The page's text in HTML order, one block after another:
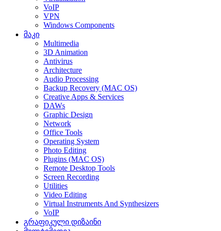
VoIP
VPN
Windows Components
მაკი
Multimedia
3D Animation
Antivirus
Architecture
Audio Processing
Backup Recovery (MAC OS)
Creative Apps & Services
DAWs
Graphic Design
Network
Office Tools
Operating System
Photo Editing
Plugins (MAC OS)
Remote Desktop Tools
Screen Recording
Utilities
Video Editing
Virtual Instruments And Synthesizers
VoIP
გრაფიკული დიზაინი